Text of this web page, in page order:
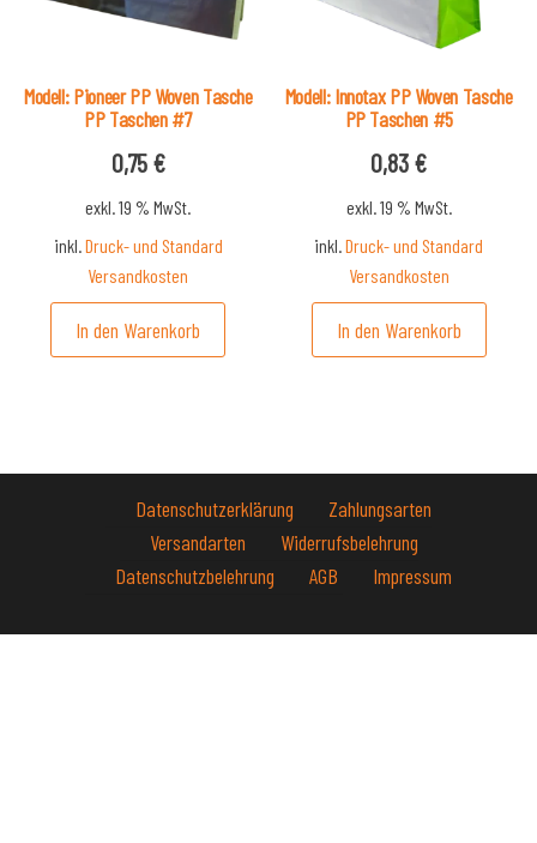
Modell: Pioneer PP Woven Tasche
PP Taschen #7
0,75€
exkl. 19 % MwSt.
inkl.Druck- und Standard
Versandkosten
In den Warenkorb
Modell: Innotax PP Woven Tasche
PP Taschen #5
0,83€
exkl. 19 % MwSt.
inkl.Druck- und Standard
Versandkosten
In den Warenkorb
Datenschutzerklärung
Zahlungsarten
Versandarten
Widerrufsbelehrung
Datenschutzbelehrung
AGB Impressum